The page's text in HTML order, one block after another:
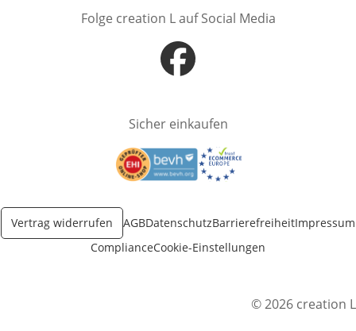
Folge creation L auf Social Media
Öffnet in neuem Fenster
Sicher einkaufen
Öffnet in neuem FensterÖffnet in neuem Fenster
Vertrag widerrufen AGBDatenschutzBarrierefreiheitImpressum
ComplianceCookie-Einstellungen
© 2026 creation L